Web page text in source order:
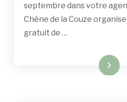
septembre dans votre
Chêne de la Couze organise
gratuit de …
Read More